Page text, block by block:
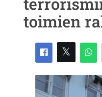
toimien